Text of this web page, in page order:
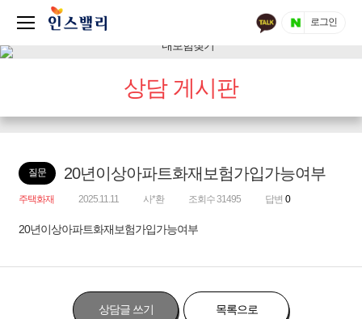
로그인
상담 게시판
질문 20년이상아파트화재보험가입가능여부
주택화재 2025.11.11 사*환 조회수 31495 답변 0
20년이상아파트화재보험가입가능여부
상담글 쓰기 목록으로